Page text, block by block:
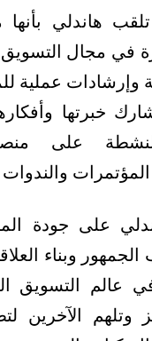
تلقب هاندلي
في مجال
وإرشادات عملية
خبرتها
على
والندوات
على جودة
وبناء
عالم التسويق
وتلهم الآخرين